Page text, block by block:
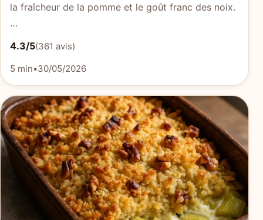
la fraîcheur de la pomme et le goût franc des noix.
…
4.3/5(361 avis)
5 min•30/05/2026